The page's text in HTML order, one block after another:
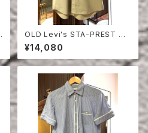
OLD Levi's STA-PREST HA
LF SLEEVE SHIRT
¥14,080